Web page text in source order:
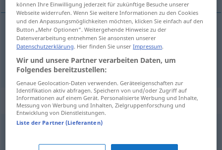
servidumbref Hörigkeit
sujeciónf Hörigkeit
Synonyme für "Hörigkeit"
können Ihre Einwilligung jederzeit für zukünftige Besuche unserer
Webseite widerrufen. Wenn Sie weitere Informationen zu den Cookies
und den Anpassungsmöglichkeiten möchten, klicken Sie einfach auf den
Button „Mehr Optionen“. Weitergehende Hinweise zu der
Datenverarbeitung entnehmen Sie ansonsten unserer
Datenschutzerklärung. Hier finden Sie unserImpressum.
Wir und unsere Partner verarbeiten Daten, um
Folgendes bereitzustellen:
Genaue Geolocation-Daten verwenden. Geräteeigenschaften zur
Identifikation aktiv abfragen. Speichern von und/oder Zugriff auf
Informationen auf einem Gerät. Personalisierte Werbung und Inhalte,
Messung von Werbung und Inhalten, Zielgruppenforschung und
Entwicklung von Dienstleistungen.
Liste der Partner (Lieferanten)